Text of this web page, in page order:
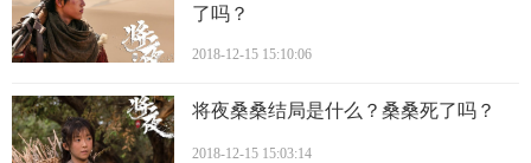
了吗？
2018-12-15 15:10:06
将夜桑桑结局是什么？桑桑死了吗？
2018-12-15 15:03:14